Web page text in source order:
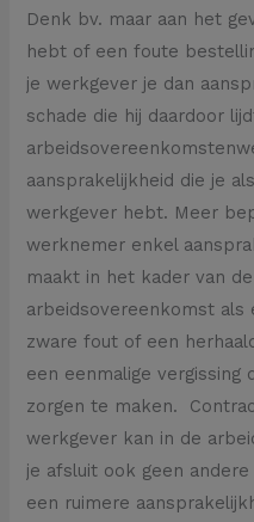
Denk bv. maar aan het
hebt of een foute
je werkgever je dan
schade die hij daardoor
aansprakelijkheid die je
werkgever hebt. Meer
werknemer enkel
maakt in het kader van
arbeidsovereenkomst als
zware fout of een
een eenmalige vergissing
zorgen te maken.
werkgever kan in de
je afsluit ook geen
een ruimere